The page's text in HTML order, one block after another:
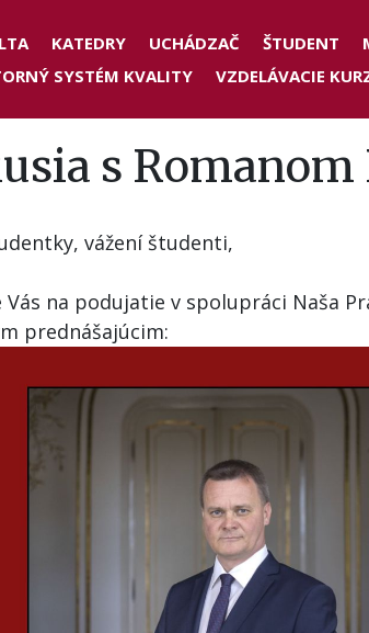
KATEDRY UCHÁDZAČ ŠTUDENT
SYSTÉM KVALITY
VZDELÁVACIE
s
vážení študenti,
Vás na podujatie v spolupráci Naša
prednášajúcim: